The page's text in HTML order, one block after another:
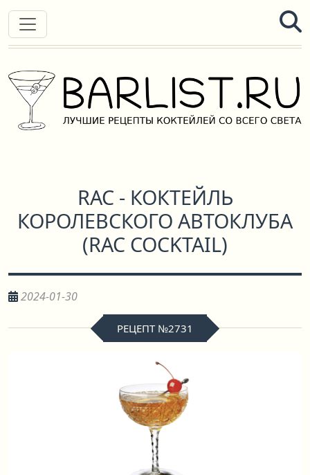
RAC - КОКТЕЙЛЬ
КОРОЛЕВСКОГО АВТОКЛУБА
(RAC COCKTAIL)
2024-01-30
РЕЦЕПТ №2731